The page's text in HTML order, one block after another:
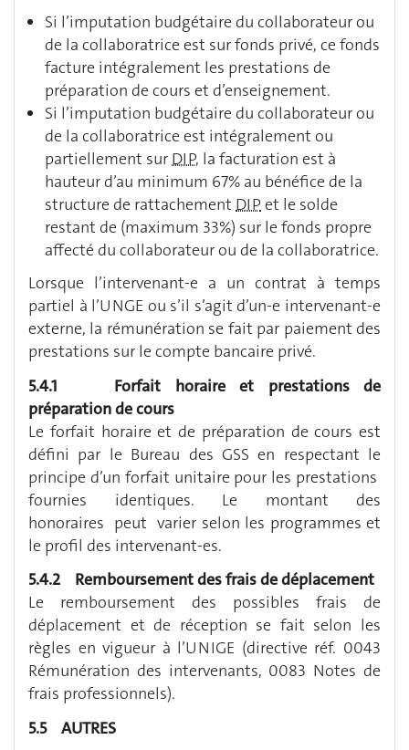
Si l’imputation budgétaire du collaborateur ou
de la collaboratrice est sur fonds privé, ce fonds
facture intégralement les prestations de
préparation de cours et d’enseignement.
Si l’imputation budgétaire du collaborateur ou
de la collaboratrice est intégralement ou
partiellement surDIP, la facturation est à
hauteur d’au minimum 67% au bénéfice de la
structure de rattachement DIPet le solde
restant de (maximum 33%) sur le fonds propre
affecté du collaborateur ou de la collaboratrice.
Lorsque l’intervenant-e a un contrat à temps
partiel à l’UNGE ou s’il s’agit d’un-e intervenant-e
externe, la rémunération se fait par paiement des
prestations sur le compte bancaire privé.
5.4.1 Forfait horaire et prestations de
préparation de cours
Le forfait horaire et de préparation de cours est
défini par le Bureau des GSS en respectant le
principe d’un forfait unitaire pour les prestations
fournies identiques. Le montant des
honoraires peut varier selon les programmes et
le profil des intervenant-es.
5.4.2 Remboursement des frais de déplacement
Le remboursement des possibles frais de
déplacement et de réception se fait selon les
règles en vigueur à l’UNIGE (directive réf. 0043
Rémunération des intervenants, 0083 Notes de
frais professionnels).
5.5 AUTRES